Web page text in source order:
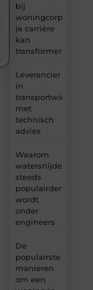
bij
woningcorporaties
je carrière
kan
transformeren
Leverancier
in
transportwielen
met
technisch
advies
Waarom
watersnijden
steeds
populairder
wordt
onder
engineers
De
populairste
manieren
om een